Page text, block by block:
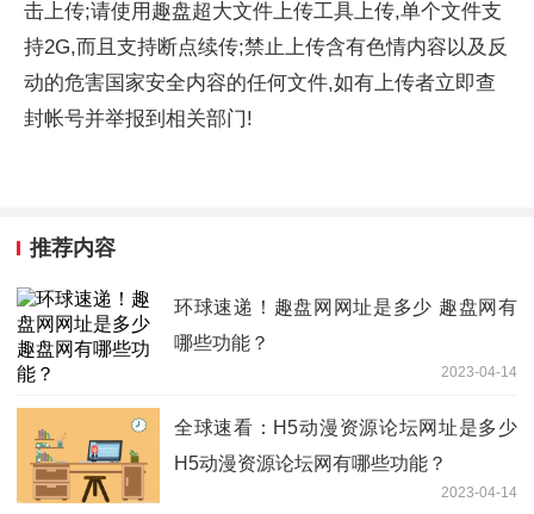
击上传;请使用趣盘超大文件上传工具上传,单个文件支
持2G,而且支持断点续传;禁止上传含有色情内容以及反
动的危害国家安全内容的任何文件,如有上传者立即查
封帐号并举报到相关部门!
推荐内容
环球速递！趣盘网网址是多少 趣盘网有
哪些功能？
2023-04-14
全球速看：H5动漫资源论坛网址是多少
H5动漫资源论坛网有哪些功能？
2023-04-14